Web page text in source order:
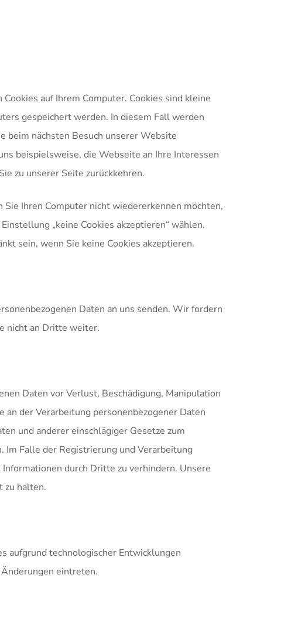
auf Ihrem Computer. Cookies sind kleine
gespeichert werden. In diesem Fall werden
beim nächsten Besuch unserer Website
beispielsweise, die Webseite an Ihre Interessen
zu unserer Seite zurückkehren.
Ihren Computer nicht wiedererkennen möchten,
„keine Cookies akzeptieren“ wählen.
sein, wenn Sie keine Cookies akzeptieren.
Daten an uns senden. Wir fordern
nicht an Dritte weiter.
Daten vor Verlust, Beschädigung, Manipulation
der Verarbeitung personenbezogener Daten
und anderer einschlägiger Gesetze zum
Im Falle der Registrierung und Verarbeitung
durch Dritte zu verhindern. Unsere
zu halten.
aufgrund technologischer Entwicklungen
eintreten.